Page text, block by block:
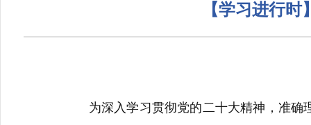
【学习进行
为深入学习贯彻党的二十大精神，准